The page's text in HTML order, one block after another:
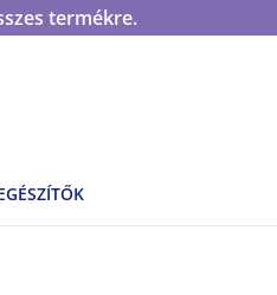
termékre.